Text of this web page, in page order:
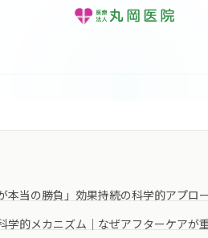
本当の勝負」効果持続の科学的アプロ
学的メカニズム｜なぜアフターケアが